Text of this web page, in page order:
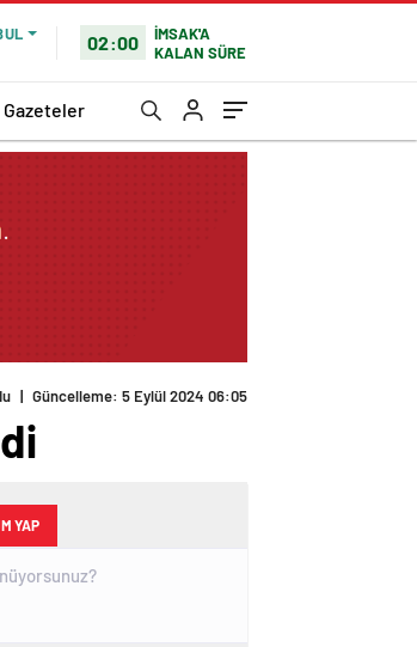
02:00
İMSAK'A
KALAN SÜRE
Gazeteler
| Güncelleme: 5 Eylül 2024 06:05
YAP